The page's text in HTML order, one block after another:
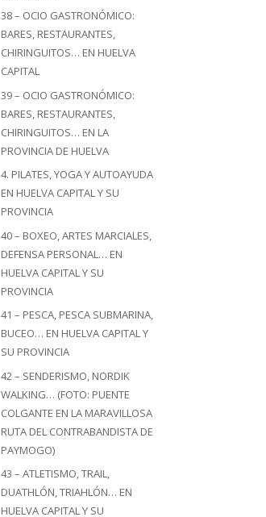
38 – OCIO GASTRONÓMICO:
BARES, RESTAURANTES,
CHIRINGUITOS… EN HUELVA
CAPITAL
39 – OCIO GASTRONÓMICO:
BARES, RESTAURANTES,
CHIRINGUITOS… EN LA
PROVINCIA DE HUELVA
4. PILATES, YOGA Y AUTOAYUDA
EN HUELVA CAPITAL Y SU
PROVINCIA
40 – BOXEO, ARTES MARCIALES,
DEFENSA PERSONAL… EN
HUELVA CAPITAL Y SU
PROVINCIA
41 – PESCA, PESCA SUBMARINA,
BUCEO… EN HUELVA CAPITAL Y
SU PROVINCIA
42 – SENDERISMO, NORDIK
WALKING… (FOTO: PUENTE
COLGANTE EN LA MARAVILLOSA
RUTA DEL CONTRABANDISTA DE
PAYMOGO)
43 – ATLETISMO, TRAIL,
DUATHLÓN, TRIAHLÓN… EN
HUELVA CAPITAL Y SU